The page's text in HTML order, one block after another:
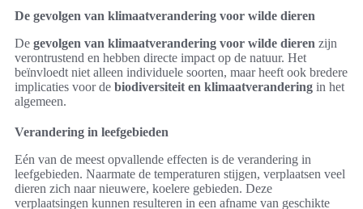
De gevolgen van klimaatverandering voor wilde dieren
De gevolgen van klimaatverandering voor wilde dieren zijn
verontrustend en hebben directe impact op de natuur. Het
beïnvloedt niet alleen individuele soorten, maar heeft ook bredere
implicaties voor de biodiversiteit en klimaatverandering in het
algemeen.
Verandering in leefgebieden
Eén van de meest opvallende effecten is de verandering in
leefgebieden. Naarmate de temperaturen stijgen, verplaatsen veel
dieren zich naar nieuwere, koelere gebieden. Deze
verplaatsingen kunnen resulteren in een afname van geschikte